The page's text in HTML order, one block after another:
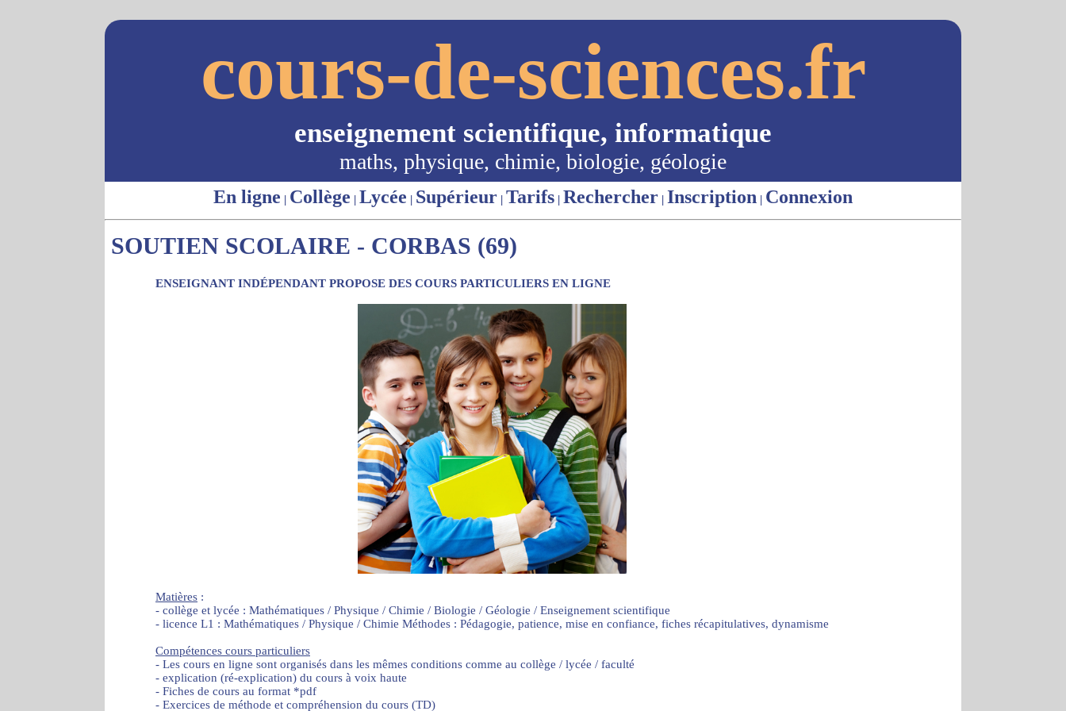
cours-de-sciences.fr
enseignement scientifique, informatique
maths, physique, chimie, biologie, géologie
En ligne | Collège | Lycée | Supérieur | Tarifs | Rechercher | Inscription | Connexion
SOUTIEN SCOLAIRE - CORBAS (69)
ENSEIGNANT INDÉPENDANT PROPOSE DES COURS PARTICULIERS EN LIGNE
Matières :
- collège et lycée : Mathématiques / Physique / Chimie / Biologie / Géologie / Enseignement scientifique
- licence L1 : Mathématiques / Physique / Chimie Méthodes : Pédagogie, patience, mise en confiance, fiches récapitulatives, dynamisme
Compétences cours particuliers
- Les cours en ligne sont organisés dans les mêmes conditions comme au collège / lycée / faculté
- explication (ré-explication) du cours à voix haute
- Fiches de cours au format *pdf
- Exercices de méthode et compréhension du cours (TD)